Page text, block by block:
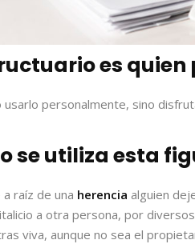
es
usarlo personalmente, sino
se utiliza esta
raíz de una herencia alguien
a otra persona, por
viva, aunque no sea el